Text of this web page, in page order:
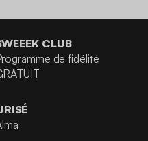
CLUB
de fidélité